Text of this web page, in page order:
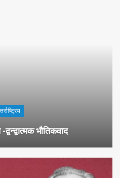
द्वन्द्वात्मक भौतिकवाद